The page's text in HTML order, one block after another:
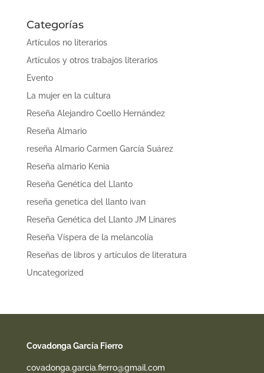
Categorías
Artículos no literarios
Artículos y otros trabajos literarios
Evento
La mujer en la cultura
Reseña Alejandro Coello Hernández
Reseña Almario
reseña Almario Carmen García Suárez
Reseña almario Kenia
Reseña Genética del Llanto
reseña genetica del llanto ivan
Reseña Genética del Llanto JM Linares
Reseña Víspera de la melancolía
Reseñas de libros y artículos de literatura
Uncategorized
Covadonga García Fierro
covadonga.garcia.fierro@gmail.com